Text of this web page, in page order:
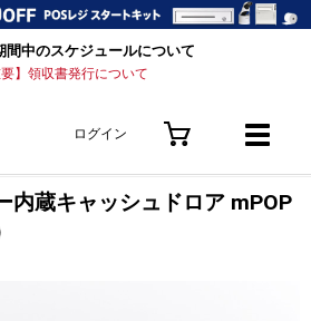
間中のスケジュールについて
要】領収書発行について
ログイン
内蔵キャッシュドロア mPOP